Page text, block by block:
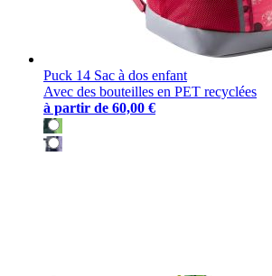
Puck 14 Sac à dos enfant
Avec des bouteilles en PET recyclées
à partir de 60,00 €